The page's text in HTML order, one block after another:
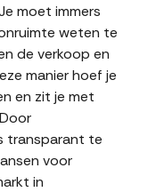
moet immers
weten te
de verkoop en
manier hoef je
en zit je met
transparant te
voor
in